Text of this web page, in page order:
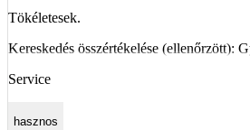
Tökéletesek.
Kereskedés összértékelése (ellenőrzött):
Service
hasznos